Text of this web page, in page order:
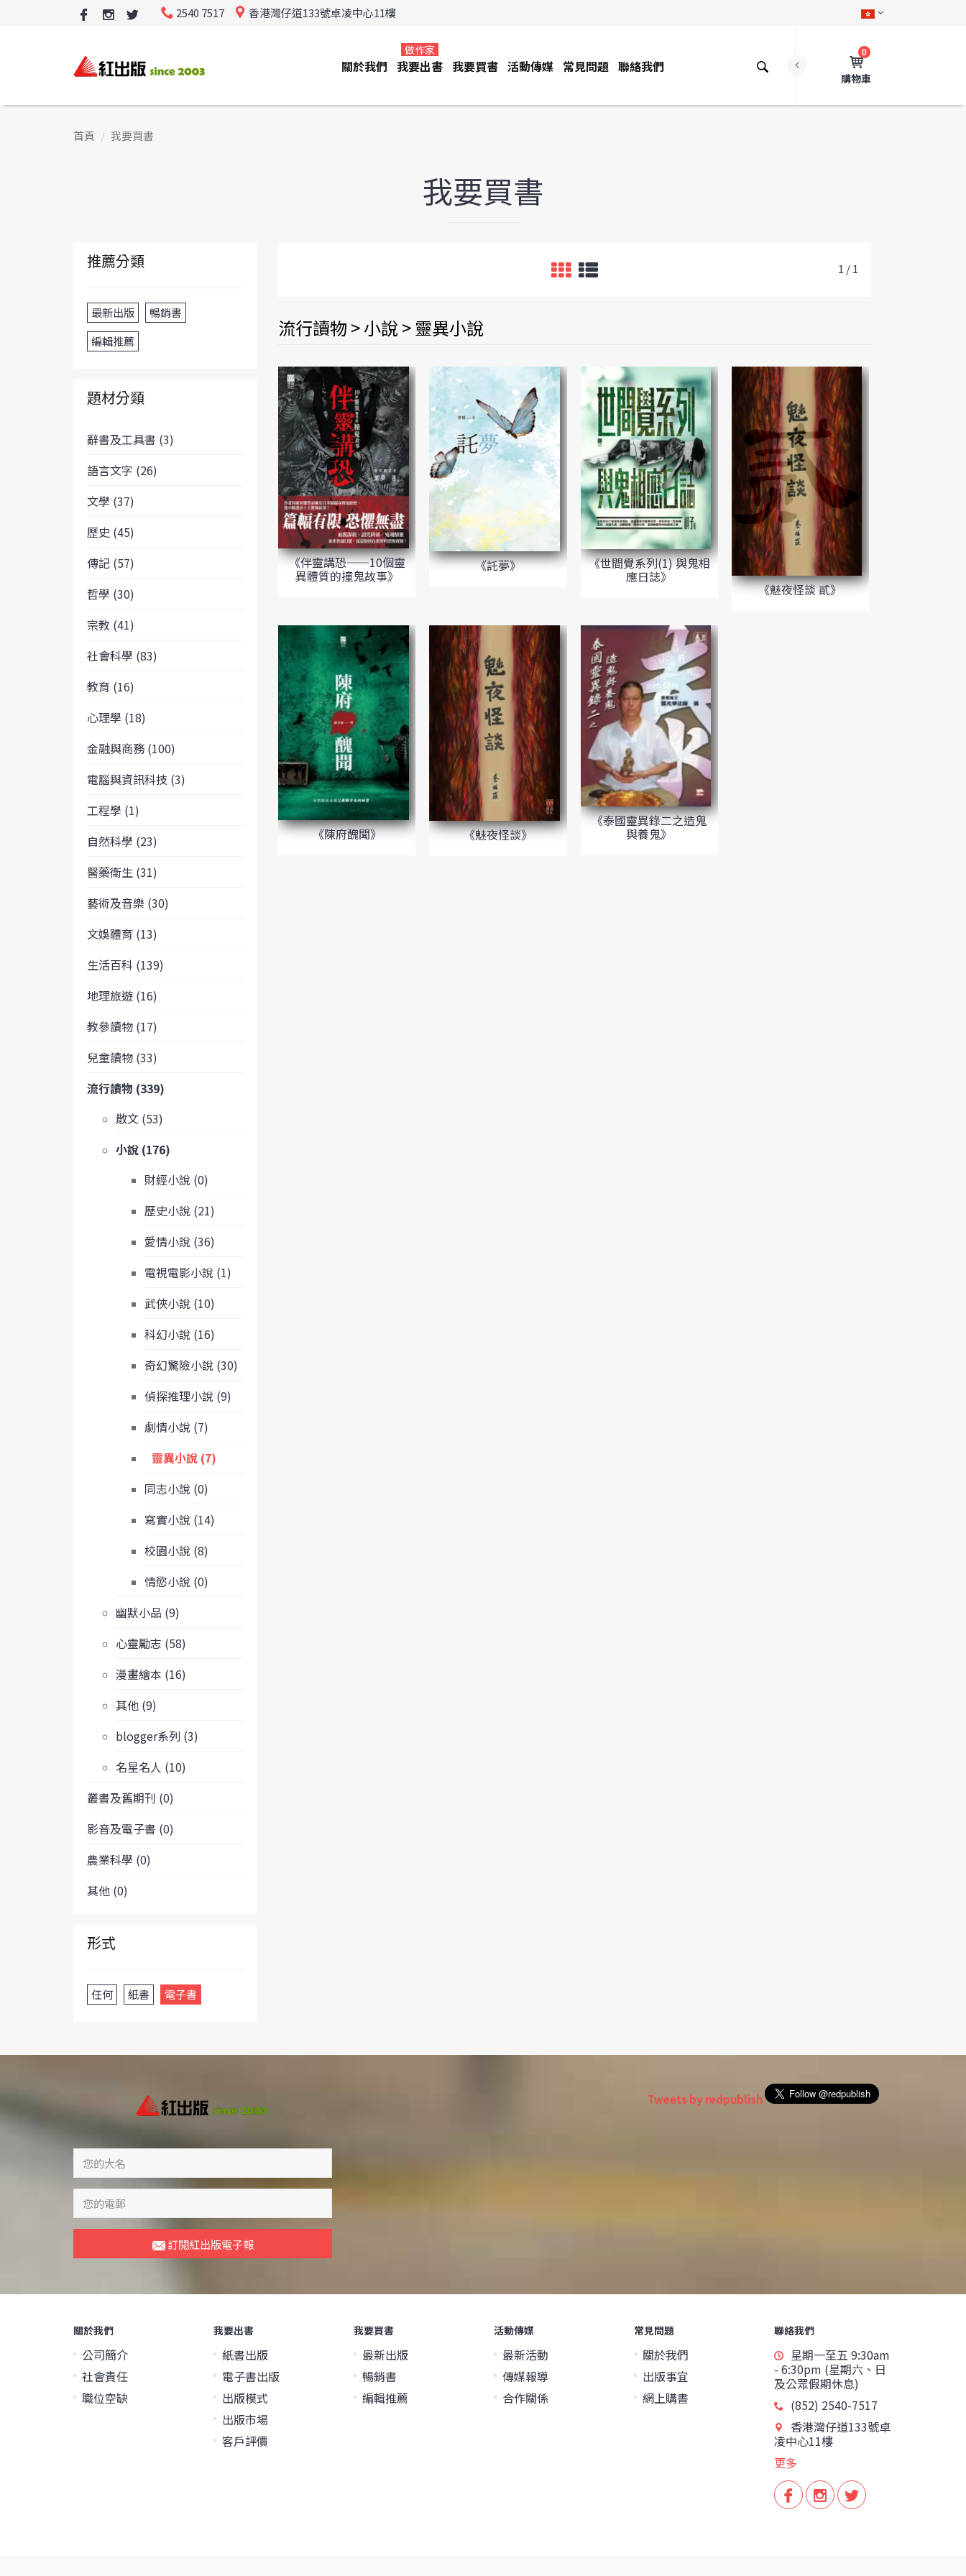
2540 7517 香港灣仔道133號卓凌中心11樓
0
購物車
關於我們 我要出書
做作家
我要買書 活動傳媒 常見問題 聯絡我們
首頁 我要買書
我要買書
推薦分類
最新出版
暢銷書
編輯推薦
題材分類
辭書及工具書 (3)
語言文字 (26)
文學 (37)
歷史 (45)
傳記 (57)
哲學 (30)
宗教 (41)
社會科學 (83)
教育 (16)
心理學 (18)
金融與商務 (100)
電腦與資訊科技 (3)
工程學 (1)
自然科學 (23)
醫藥衛生 (31)
藝術及音樂 (30)
文娛體育 (13)
生活百科 (139)
地理旅遊 (16)
教參讀物 (17)
兒童讀物 (33)
流行讀物 (339)
散文 (53)
小說 (176)
財經小說 (0)
歷史小說 (21)
愛情小說 (36)
電視電影小說 (1)
武俠小說 (10)
科幻小說 (16)
奇幻驚險小說 (30)
偵探推理小說 (9)
劇情小說 (7)
靈異小說 (7)
同志小說 (0)
寫實小說 (14)
校園小說 (8)
情慾小說 (0)
幽默小品 (9)
心靈勵志 (58)
漫畫繪本 (16)
其他 (9)
blogger系列 (3)
名星名人 (10)
叢書及舊期刊 (0)
影音及電子書 (0)
農業科學 (0)
其他 (0)
形式
任何 紙書 電子書
1 / 1
流行讀物 > 小說 > 靈異小說
《伴靈講恐——10個靈
異體質的撞鬼故事》
《託夢》 《世間覺系列(1) 與鬼相
應日誌》
《魅夜怪談 貳》
《陳府醜聞》 《魅夜怪談》
《泰國靈異錄二之造鬼
與養鬼》
訂閱紅出版電子報
Tweets by redpublish
關於我們
公司簡介
社會責任
職位空缺
我要出書
紙書出版
電子書出版
出版模式
出版市場
客戶評價
我要買書
最新出版
暢銷書
編輯推薦
活動傳媒
最新活動
傳媒報導
合作關係
常見問題
關於我們
出版事宜
網上購書
聯絡我們
星期一至五 9:30am
- 6:30pm (星期六、日
及公眾假期休息)
(852) 2540-7517
香港灣仔道133號卓
凌中心11樓
更多